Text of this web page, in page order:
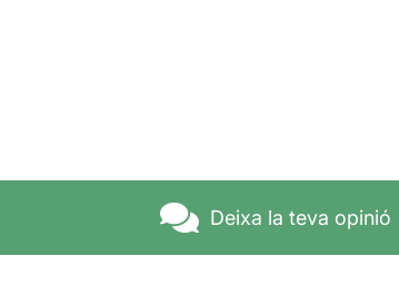
Deixa la teva opinió